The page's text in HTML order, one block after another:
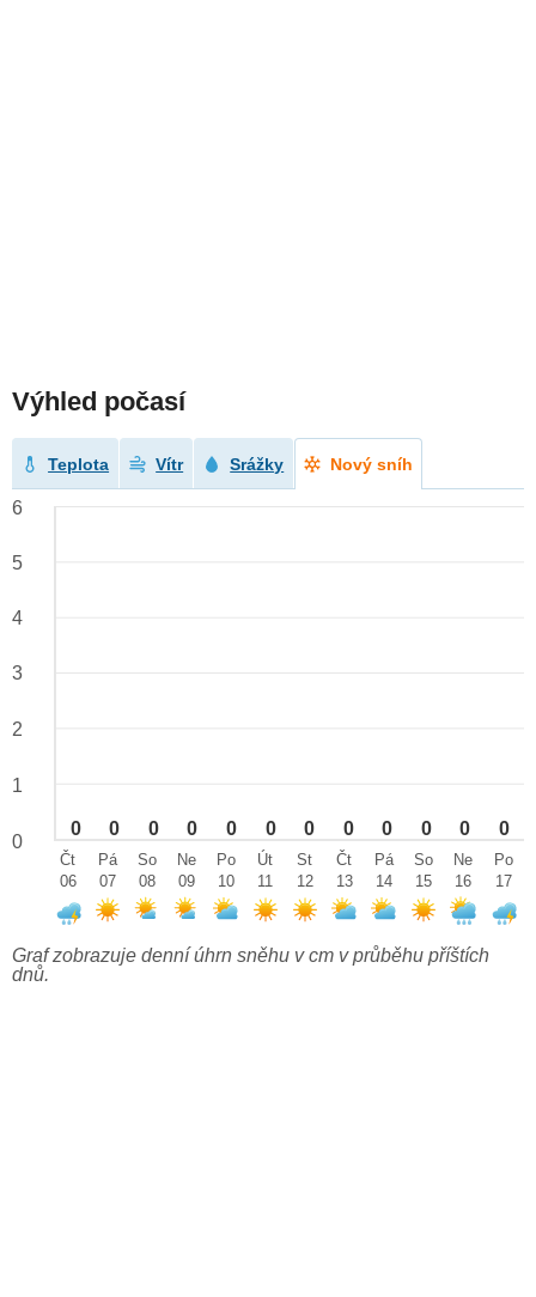
Výhled počasí
Teplota Vítr Srážky Nový sníh
0 0 0 0 0 0 0 0 0 0 0 0
6
5
4
3
2
1
0
Čt
06
Pá
07
So
08
Ne
09
Po
10
Út
11
St
12
Čt
13
Pá
14
So
15
Ne
16
Po
17
Graf zobrazuje denní úhrn sněhu v cm v průběhu příštích
dnů.